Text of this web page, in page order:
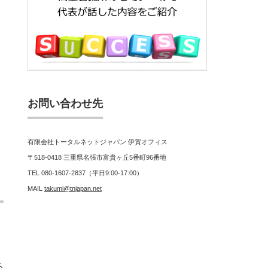
お問い合わせ先
有限会社トータルネットジャパン 伊賀オフィス
〒518-0418 三重県名張市富貴ヶ丘5番町96番地
TEL 080-1607-2837（平日9:00-17:00）
MAIL takumi@tnjapan.net